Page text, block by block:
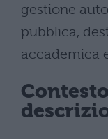
gestione
pubblica,
accademica